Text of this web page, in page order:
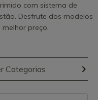
com sistema de
Desfrute dos modelos
preço.
Categorias